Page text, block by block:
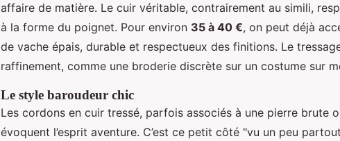
affaire de matière. Le cuir véritable, contrairement au simili,
à la forme du poignet. Pour environ 35 à 40 €, on peut déjà
de vache épais, durable et respectueux des finitions. Le
raffinement, comme une broderie discrète sur un costume sur
Le style baroudeur chic
Les cordons en cuir tressé, parfois associés à une pierre brute
évoquent l’esprit aventure. C’est ce petit côté "vu un peu